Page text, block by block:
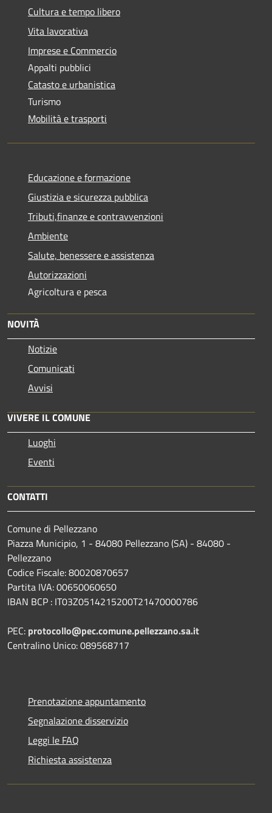
Cultura e tempo libero
Vita lavorativa
Imprese e Commercio
Appalti pubblici
Catasto e urbanistica
Turismo
Mobilità e trasporti
Educazione e formazione
Giustizia e sicurezza pubblica
Tributi,finanze e contravvenzioni
Ambiente
Salute, benessere e assistenza
Autorizzazioni
Agricoltura e pesca
NOVITÀ
Notizie
Comunicati
Avvisi
VIVERE IL COMUNE
Luoghi
Eventi
CONTATTI
Comune di Pellezzano
Piazza Municipio, 1 - 84080 Pellezzano (SA) - 84080 -
Pellezzano
Codice Fiscale: 80020870657
Partita IVA: 00650060650
IBAN BCP : IT03Z0514215200T21470000786
PEC: protocollo@pec.comune.pellezzano.sa.it
Centralino Unico: 089568717
Prenotazione appuntamento
Segnalazione disservizio
Leggi le FAQ
Richiesta assistenza